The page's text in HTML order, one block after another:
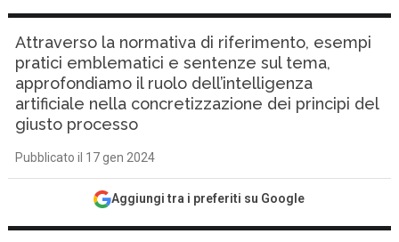
Attraverso la normativa di riferimento, esempi
pratici emblematici e sentenze sul tema,
approfondiamo il ruolo dell’intelligenza
artificiale nella concretizzazione dei principi del
giusto processo
Pubblicato il 17 gen 2024
Aggiungi tra i preferiti su Google